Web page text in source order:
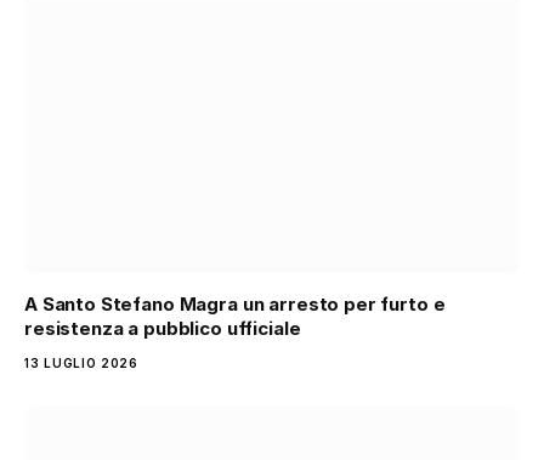
A Santo Stefano Magra un arresto per furto e
resistenza a pubblico ufficiale
13 LUGLIO 2026